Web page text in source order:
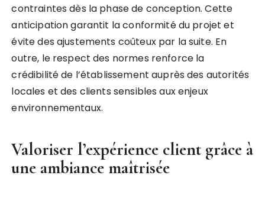
contraintes dès la phase de conception. Cette
anticipation garantit la conformité du projet et
évite des ajustements coûteux par la suite. En
outre, le respect des normes renforce la
crédibilité de l’établissement auprès des autorités
locales et des clients sensibles aux enjeux
environnementaux.
Valoriser l’expérience client grâce à
une ambiance maîtrisée